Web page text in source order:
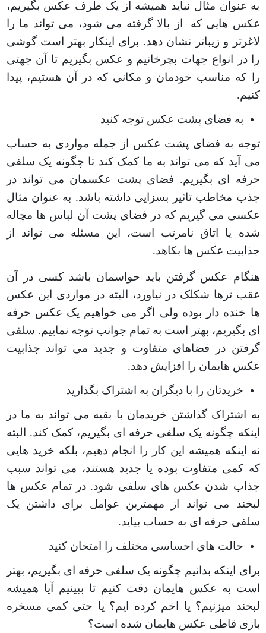
به عنوان مثال نباید همیشه از یک طرف عکس بگیریم،
عکس هایی که
از بالا گرفته می شود، می تواند ما را
لاغرتر و زیباتر نشان دهد. برای اینکار بهتر است گوشی
را در انواع جهات بچرخانیم و عکس بگیریم تا آن جهتی
را که مناسب خودمان و مکانی که در آن هستیم، پیدا
کنیم.
به فضای پشت عکس توجه کنید
توجه به فضای پشت عکس از جمله مواردی به حساب
می آید که می تواند به ما کمک کند تا چگونه یک سلفی
حرفه ای بگیریم. فضای پشت عکسمان می تواند در
جذب مخاطب تاثیر بسزایی داشته باشد. به عنوان مثال
عکسی می گیریم که در فضای پشت آن لباس ها مچاله
شده یا اتاق نامرتب است، این مسئله می تواند از
جذابیت عکس ها بکاهد.
هنگام عکس گرفتن باید حواسمان باشد کسی در آن
عقب ترها شکلک در نیاورد، البته در مواردی این عکس
ها خنده دار بوده ولی اگر می خواهیم یک عکس حرفه
ای بگیریم، بهتر است به تمام جوانب توجه نماییم. سلفی
گرفتن در فضاهای متفاوت و جدید می تواند جذابیت
عکس هایمان را افزایش دهد.
خریدتان را با دیگران به اشتراک بگذارید
به اشتراک گذاشتن خریدمان با بقیه می تواند به ما در
اینکه چگونه یک سلفی حرفه ای بگیریم، کمک کند. البته
نه اینکه همیشه این کار را انجام دهیم، بلکه خرید هایی
که کمی متفاوت بوده یا جدید هستند، می تواند سبب
جذاب شدن عکس های سلفی شود. در تمام عکس ها
لبخند می تواند از مهمترین عوامل برای داشتن یک
سلفی حرفه ای به حساب بیاید.
حالت های احساسی مختلف را امتحان کنید
برای اینکه بدانیم چگونه یک سلفی حرفه ای بگیریم، بهتر
است به عکس هایمان دقت کنیم تا ببینیم آیا همیشه
لبخند میزنیم؟ یا اخم کرده ایم؟ یا حتی کمی مسخره
بازی قاطی عکس هایمان شده است؟